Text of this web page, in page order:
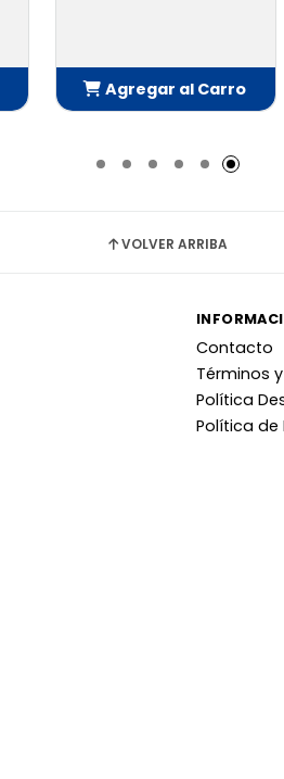
Agregar al Carro
VOLVER ARRIBA
Contacto
Términos
Política
Política de